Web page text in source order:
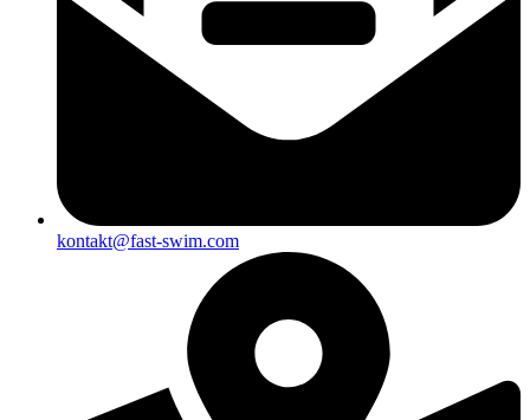
kontakt@fast-swim.com